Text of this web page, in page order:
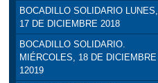
BOCADILLO SOLIDARIO LUNES,
17 DE DICIEMBRE 2018
BOCADILLO SOLIDARIO.
MIÉRCOLES, 18 DE DICIEMBRE
12019